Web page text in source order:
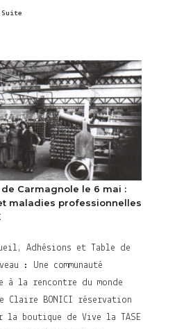
Carmagnole le 6 mai :
maladies professionnelles
Adhésions et Table de
: Une communauté
à la rencontre du monde
Claire BONICI réservation
boutique de Vive la TASE